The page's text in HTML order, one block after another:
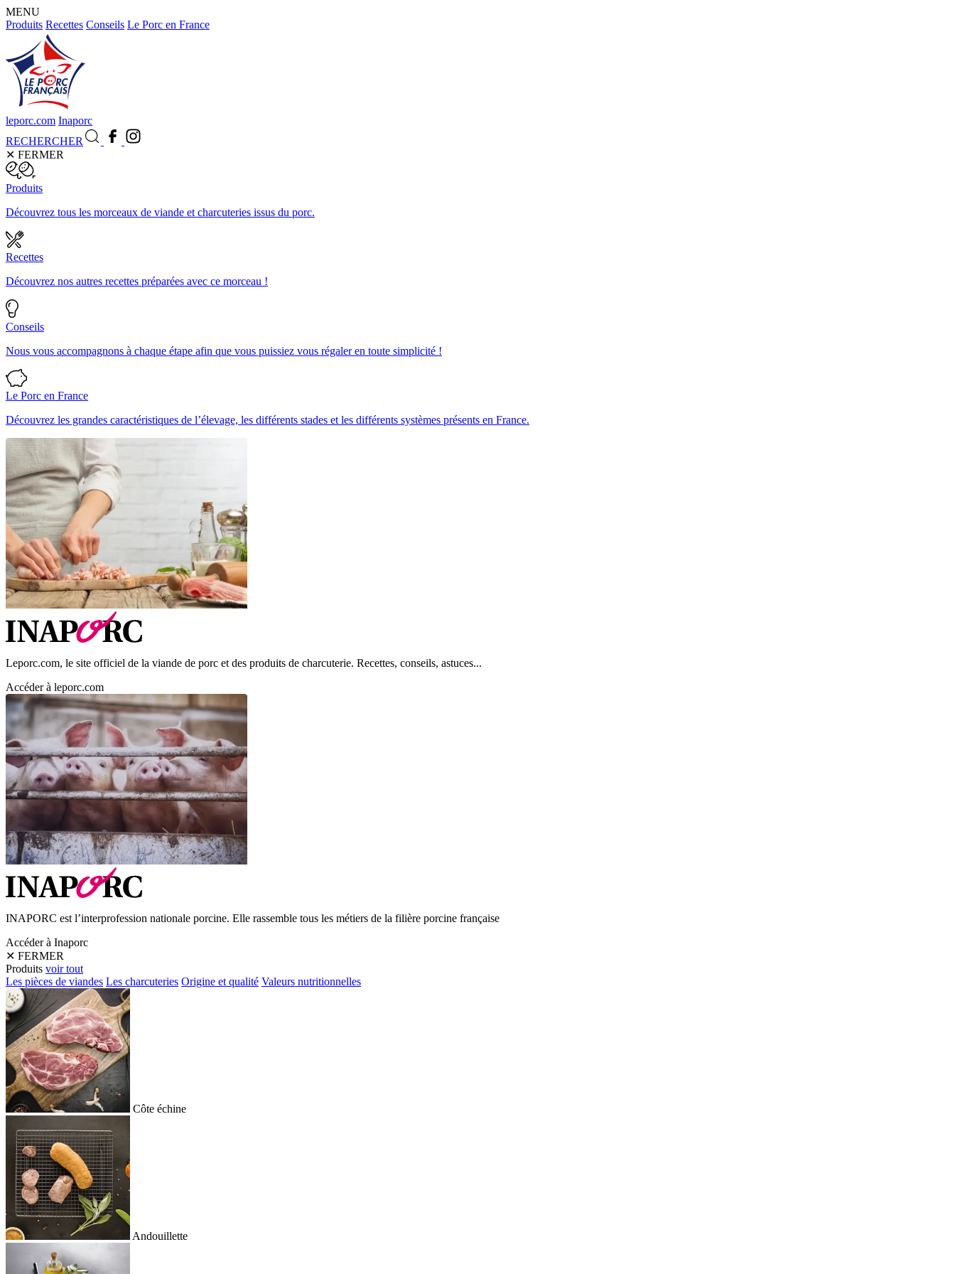
MENU
Produits Recettes Conseils Le Porc en France
leporc.com Inaporc
RECHERCHER
✕ FERMER
Produits
Découvrez tous les morceaux de viande et charcuteries issus du porc.
Recettes
Découvrez nos autres recettes préparées avec ce morceau !
Conseils
Nous vous accompagnons à chaque étape afin que vous puissiez vous régaler en toute simplicité !
Le Porc en France
Découvrez les grandes caractéristiques de l’élevage, les différents stades et les différents systèmes présents en France.
Leporc.com, le site officiel de la viande de porc et des produits de charcuterie. Recettes, conseils, astuces...
Accéder à leporc.com
INAPORC est l’interprofession nationale porcine. Elle rassemble tous les métiers de la filière porcine française
Accéder à Inaporc
✕ FERMER
Produits voir tout
Les pièces de viandes Les charcuteries Origine et qualité Valeurs nutritionnelles
Côte échine
Andouillette